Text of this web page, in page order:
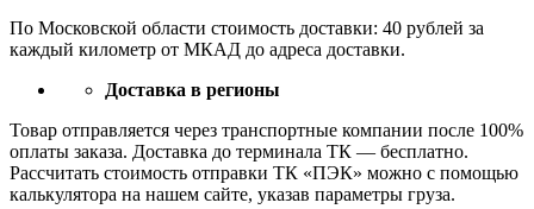
По Московской области стоимость доставки: 40 рублей за
каждый километр от МКАД до адреса доставки.
Доставка в регионы
Товар отправляется через транспортные компании после 100%
оплаты заказа. Доставка до терминала ТК — бесплатно.
Рассчитать стоимость отправки ТК «ПЭК» можно с помощью
калькулятора на нашем сайте, указав параметры груза.